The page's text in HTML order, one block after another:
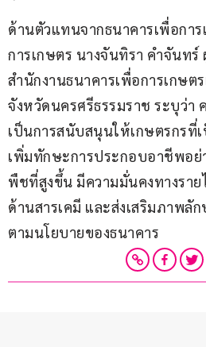
ด้านตัวแทนจากธนาคารเพื่อกา
การเกษตร นางจันทิรา คำจันทร์
สำนักงานธนาคารเพื่อการเกษต
จังหวัดนครศรีธรรมราช ระบุว่า
เป็นการสนับสนุนให้เกษตรกรที่
เพิ่มทักษะการประกอบอาชีพอย่
พืชที่สูงขึ้น มีความมั่นคงทางราย
ด้านสารเคมี และส่งเสริมภาพลั
ตามนโยบายของธนาคาร